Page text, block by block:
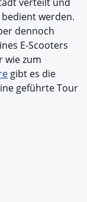
werden.
dennoch
E-Scooters
wie zum
gibt es die
geführte Tour